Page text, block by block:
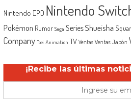
Nintendo EPD Nintendo
Pokémon Rumor Sega SeriesShueisha
Company Toei Animation TV Ventas Ventas Japón
¡Recibe las últimas